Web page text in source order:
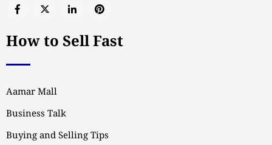
How to Sell Fast
Aamar Mall
Business Talk
Buying and Selling Tips